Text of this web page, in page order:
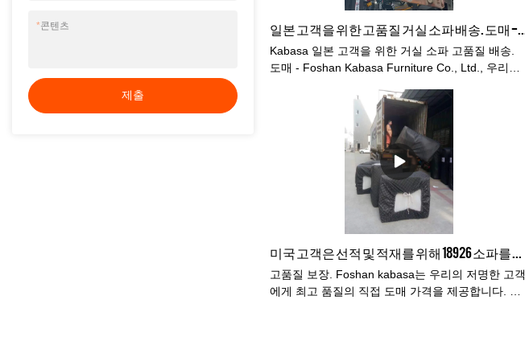
*콘텐츠
제출
Kabasa 일본 고객을 위한 거실 소파 고품질 배송.
도매 - Foshan Kabasa Furniture Co., Ltd., 우리는
이고 헌신적이며 제품은 시대와 보조를 맞출 수 있
고품질 보장. Foshan kabasa는 우리의 저명한 고객
에게 최고 품질의 직접 도매 가격을 제공합니다. 이